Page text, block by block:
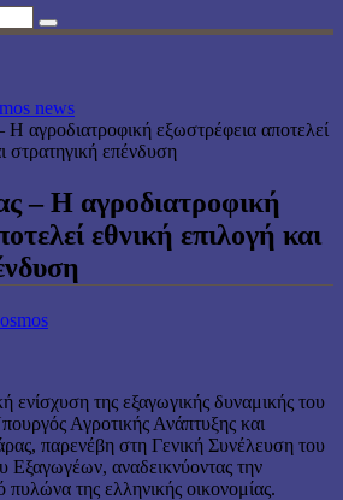
news
αγροδιατροφική εξωστρέφεια αποτελεί
στρατηγική επένδυση
– Η αγροδιατροφική
εθνική επιλογή και
της εξαγωγικής δυναμικής του
Αγροτικής Ανάπτυξης και
παρενέβη στη Γενική Συνέλευση του
Εξαγωγέων, αναδεικνύοντας την
της ελληνικής οικονομίας.